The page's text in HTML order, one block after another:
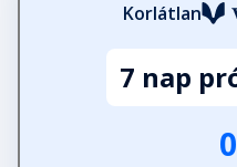
Aoszingbe és a
Fejezet hossza: 00:08:08
Korlátlan
7 nap